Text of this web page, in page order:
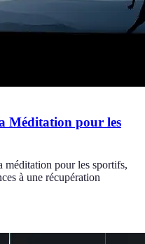
Méditation pour les
méditation pour les sportifs,
à une récupération